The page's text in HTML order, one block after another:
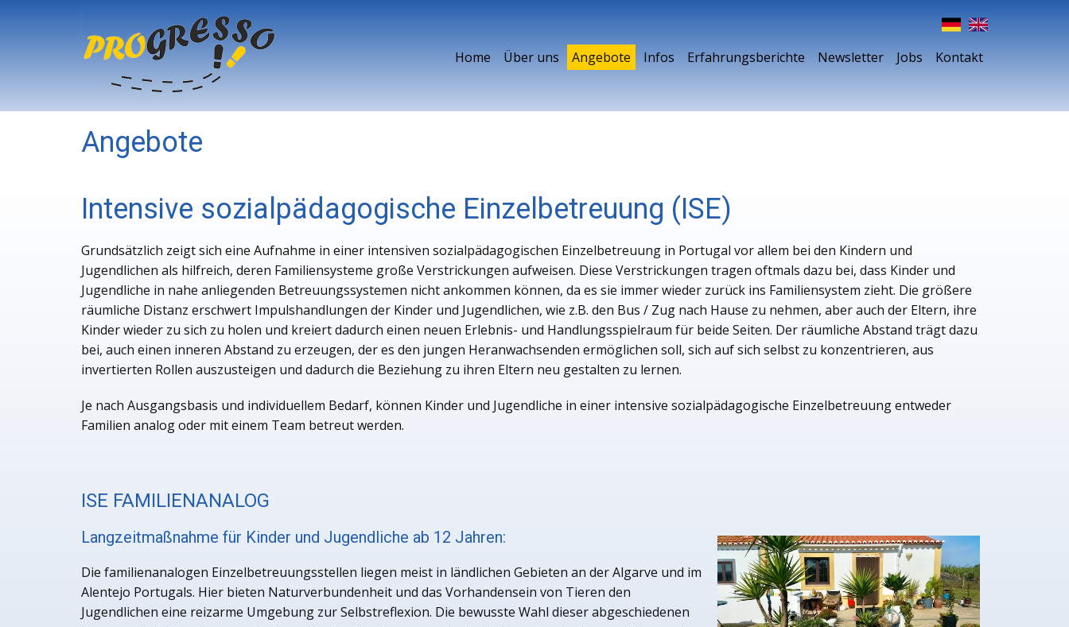
Home Über uns Angebote Infos Erfahrungsberichte Newsletter Jobs Kontakt
Angebote
Intensive sozialpädagogische Einzelbetreuung (ISE)
Grundsätzlich zeigt sich eine Aufnahme in einer intensiven sozialpädagogischen Einzelbetreuung in Portugal vor allem bei den Kindern und
Jugendlichen als hilfreich, deren Familiensysteme große Verstrickungen aufweisen. Diese Verstrickungen tragen oftmals dazu bei, dass Kinder und
Jugendliche in nahe anliegenden Betreuungssystemen nicht ankommen können, da es sie immer wieder zurück ins Familiensystem zieht. Die größere
räumliche Distanz erschwert Impulshandlungen der Kinder und Jugendlichen, wie z.B. den Bus / Zug nach Hause zu nehmen, aber auch der Eltern, ihre
Kinder wieder zu sich zu holen und kreiert dadurch einen neuen Erlebnis- und Handlungsspielraum für beide Seiten. Der räumliche Abstand trägt dazu
bei, auch einen inneren Abstand zu erzeugen, der es den jungen Heranwachsenden ermöglichen soll, sich auf sich selbst zu konzentrieren, aus
invertierten Rollen auszusteigen und dadurch die Beziehung zu ihren Eltern neu gestalten zu lernen.
Je nach Ausgangsbasis und individuellem Bedarf, können Kinder und Jugendliche in einer intensive sozialpädagogische Einzelbetreuung entweder
Familien analog oder mit einem Team betreut werden.
ISE FAMILIENANALOG
Langzeitmaßnahme für Kinder und Jugendliche ab 12 Jahren:
Die familienanalogen Einzelbetreuungsstellen liegen meist in ländlichen Gebieten an der Algarve und im
Alentejo Portugals. Hier bieten Naturverbundenheit und das Vorhandensein von Tieren den
Jugendlichen eine reizarme Umgebung zur Selbstreflexion. Die bewusste Wahl dieser abgeschiedenen